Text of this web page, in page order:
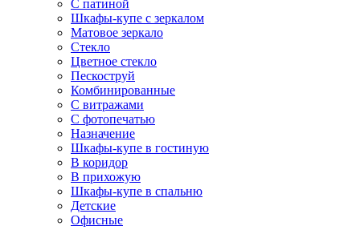
С патиной
Шкафы-купе с зеркалом
Матовое зеркало
Стекло
Цветное стекло
Пескоструй
Комбинированные
С витражами
С фотопечатью
Назначение
Шкафы-купе в гостиную
В коридор
В прихожую
Шкафы-купе в спальню
Детские
Офисные